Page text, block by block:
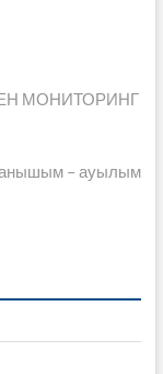
МОНИТОРИНГ
– ауылым